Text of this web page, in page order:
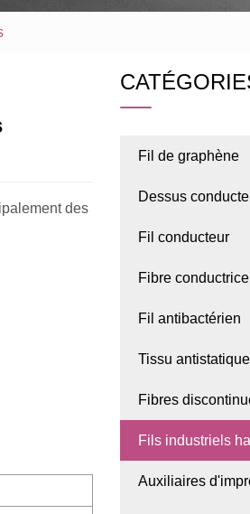
des
Fil de graphène
Dessus
Fil conducteur
Fibre conductrice
Fil antibactérien
Tissu antistatique
Fibres
Fils industriels
Auxiliaires